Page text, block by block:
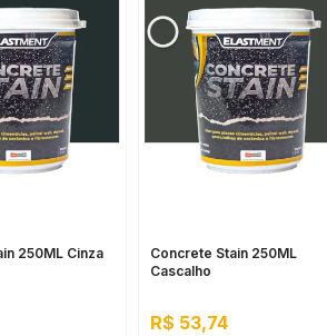
250ML Cinza
Concrete Stain 250ML
Cascalho
R$ 53,74